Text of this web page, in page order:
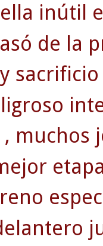
inútil
de la
muchos